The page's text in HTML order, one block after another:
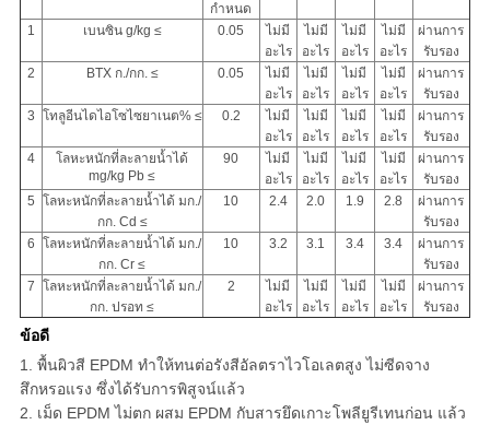
กำหนด
1 เบนซิน g/kg ≤ 0.05
ไม่มี
อะไร
ไม่มี
อะไร
ไม่มี
อะไร
ไม่มี
อะไร
ผ่านการ
รับรอง
2
BTX ก./กก. ≤ 0.05
ไม่มี
อะไร
ไม่มี
อะไร
ไม่มี
อะไร
ไม่มี
อะไร
ผ่านการ
รับรอง
3 โทลูอีนไดไอโซไซยาเนต% ≤ 0.2
ไม่มี
อะไร
ไม่มี
อะไร
ไม่มี
อะไร
ไม่มี
อะไร
ผ่านการ
รับรอง
4
โลหะหนักที่ละลายน้ำได้
mg/kg Pb ≤
90
ไม่มี
อะไร
ไม่มี
อะไร
ไม่มี
อะไร
ไม่มี
อะไร
ผ่านการ
รับรอง
5
โลหะหนักที่ละลายน้ำได้ มก./
กก. Cd ≤
10 2.4 2.0 1.9 2.8
ผ่านการ
รับรอง
6
โลหะหนักที่ละลายน้ำได้ มก./
กก. Cr ≤
10 3.2 3.1 3.4 3.4
ผ่านการ
รับรอง
7
โลหะหนักที่ละลายน้ำได้ มก./
กก. ปรอท ≤
2
ไม่มี
อะไร
ไม่มี
อะไร
ไม่มี
อะไร
ไม่มี
อะไร
ผ่านการ
รับรอง
ข้อดี
1. พื้นผิวสี EPDM ทำให้ทนต่อรังสีอัลตราไวโอเลตสูง ไม่ซีดจาง
สึกหรอแรง ซึ่งได้รับการพิสูจน์แล้ว
2. เม็ด EPDM ไม่ตก ผสม EPDM กับสารยึดเกาะโพลียูรีเทนก่อน แล้ว